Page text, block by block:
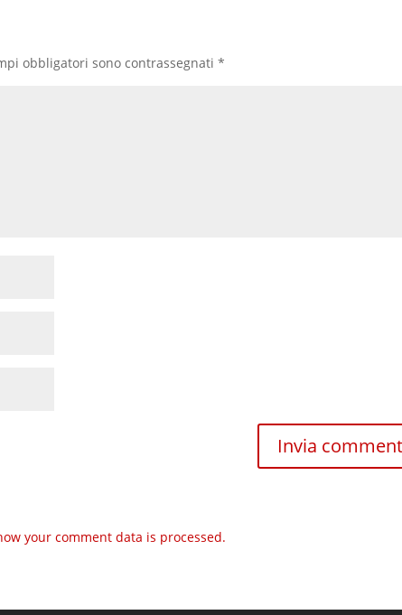
obbligatori sono contrassegnati*
your comment data is processed.